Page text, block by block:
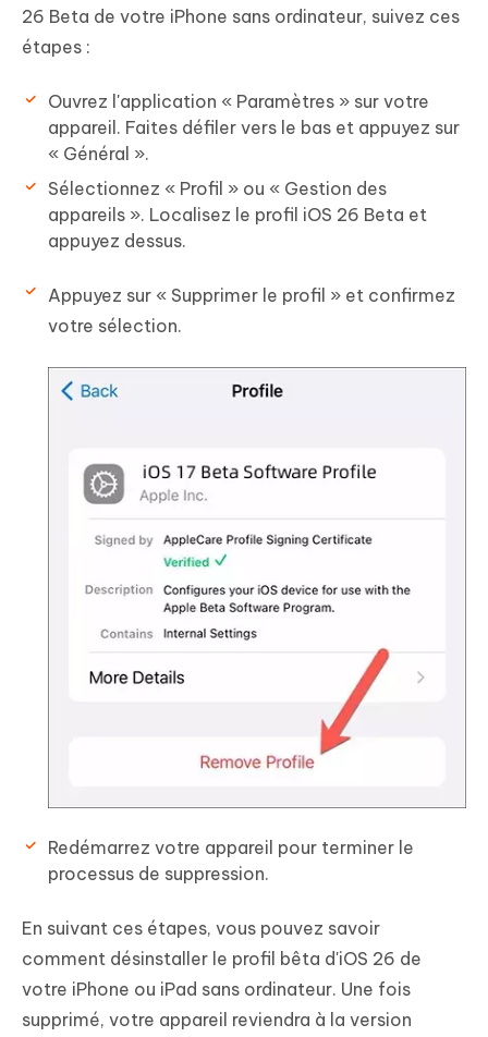
26 Beta de votre iPhone sans ordinateur, suivez ces
étapes :
Ouvrez l'application « Paramètres » sur votre
appareil. Faites défiler vers le bas et appuyez sur
« Général ».
Sélectionnez « Profil » ou « Gestion des
appareils ». Localisez le profil iOS 26 Beta et
appuyez dessus.
Appuyez sur « Supprimer le profil » et confirmez
votre sélection.
Redémarrez votre appareil pour terminer le
processus de suppression.
En suivant ces étapes, vous pouvez savoir
comment désinstaller le profil bêta d'iOS 26 de
votre iPhone ou iPad sans ordinateur. Une fois
supprimé, votre appareil reviendra à la version